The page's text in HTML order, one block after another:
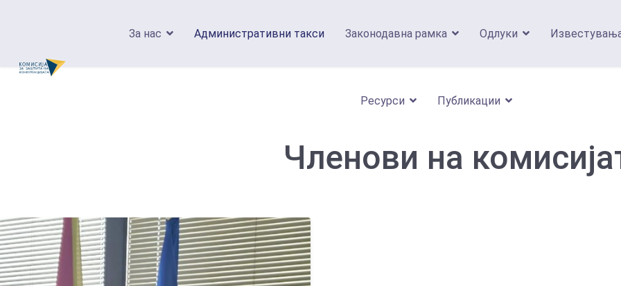
За нас Административни такси Законодавна рамка Одлуки
Ресурси Публикации
Членови на